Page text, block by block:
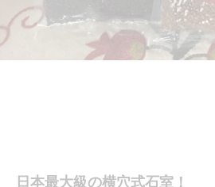
日本最大級の横穴式石室！